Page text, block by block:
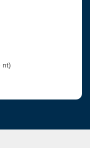
nt)